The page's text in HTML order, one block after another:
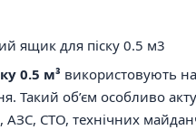
ящик для піску 0.5 м3
0.5 м³ використовують на
Такий об’єм особливо
СТО, технічних